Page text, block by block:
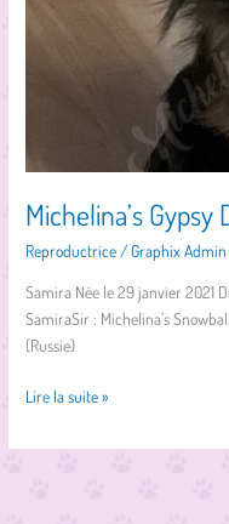
Michelina’s Gypsy
Reproductrice / Graphix Admin
Samira Née le 29 janvier 2021
SamiraSir : Michelina’s
(Russie)
Lire la suite »